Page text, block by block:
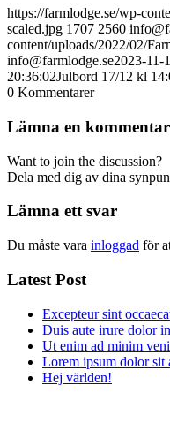
https://farmlodge.se/wp-
scaled.jpg 1707 2560
content/uploads/2022/02/
info@farmlodge.se2023-11-
20:36:02Julbord 17/12 kl
0 Kommentarer
Lämna en kommentar
Want to join the discussion?
Dela med dig av dina
Lämna ett svar
Du måste vara inloggad för
Latest Post
Excepteur sint
Duis aute irure dolor
Ut enim ad minim
Lorem ipsum dolor sit
Hej världen!